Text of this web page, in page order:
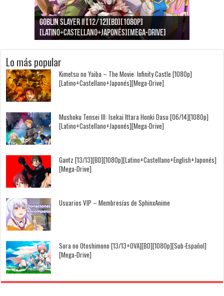
Goblin Slayer II [12/12][BD][1080p]
[Latino+Castellano+Japonés][Mega-Drive]
Jujutsu Kaisen: Kaigyoku/Gyokusetsu [1080p]
[Latino+Japonés][Mega-Drive]
Kimi to, Nami ni Noretara [BD][1080p]
[Latino+Castellano+Japonés][Mega-Drive]
Nukitashi the Animation [11/11+OVAS][BD]
[1080p][Sub-Español][Mega-Drive]
Kimi wa Houkago Insomnia [13/13][BD][1080p]
[Castellano+English+Japonés][Mega-Drive]
Getsuyoubi no Tawawa [12/12+Especiales][BD]
[1080p][Sub-Español][Mega-Drive]
Lo más popular
Kimetsu no Yaiba – The Movie: Infinity Castle [1080p]
[Latino+Castellano+Japonés][Mega-Drive]
Mushoku Tensei III: Isekai Ittara Honki Dasu [06/14][1080p]
[Latino+Castellano+Japonés][Mega-Drive]
Gantz [13/13][BD][1080p][Latino+Castellano+English+Japonés]
[Mega-Drive]
Usuarios VIP – Membresías de SphinxAnime
Sora no Otoshimono [13/13+OVA][BD][1080p][Sub-Español]
[Mega-Drive]